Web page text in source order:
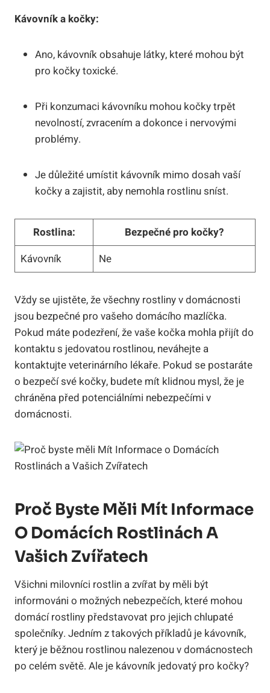
Kávovník a kočky:
Ano, kávovník obsahuje látky, které mohou být
pro kočky toxické.
Při konzumaci kávovníku mohou kočky trpět
nevolností, zvracením a dokonce i nervovými
problémy.
Je důležité umístit kávovník mimo dosah vaší
kočky a zajistit, aby nemohla rostlinu sníst.
Rostlina:
Bezpečné pro kočky?
Kávovník
Ne
Vždy se ujistěte, že všechny rostliny v domácnosti
jsou bezpečné pro vašeho domácího mazlíčka.
Pokud máte podezření, že vaše kočka mohla přijít do
kontaktu s jedovatou rostlinou, neváhejte a
kontaktujte veterinárního lékaře. Pokud se postaráte
o bezpečí své kočky, budete mít klidnou mysl, že je
chráněna před potenciálními nebezpečími v
domácnosti.
Proč Byste Měli Mít Informace
O Domácích Rostlinách A
Vašich Zvířatech
Všichni milovníci rostlin a zvířat by měli být
informováni o možných nebezpečích, které mohou
domácí rostliny představovat pro jejich chlupaté
společníky. Jedním z takových příkladů je kávovník,
který je běžnou rostlinou nalezenou v domácnostech
po celém světě. Ale je kávovník jedovatý pro kočky?